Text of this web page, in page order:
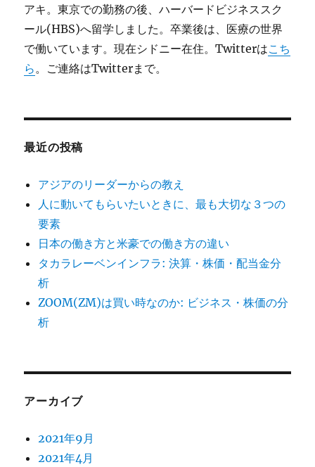
アキ。東京での勤務の後、ハーバードビジネススク
ール(HBS)へ留学しました。卒業後は、医療の世界
で働いています。現在シドニー在住。Twitterはこち
ら。ご連絡はTwitterまで。
最近の投稿
アジアのリーダーからの教え
人に動いてもらいたいときに、最も大切な３つの
要素
日本の働き方と米豪での働き方の違い
タカラレーベンインフラ: 決算・株価・配当金分
析
ZOOM(ZM)は買い時なのか: ビジネス・株価の分
析
アーカイブ
2021年9月
2021年4月